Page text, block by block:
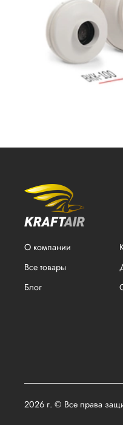
О компании
Все товары
Блог
2026 г. © Все права